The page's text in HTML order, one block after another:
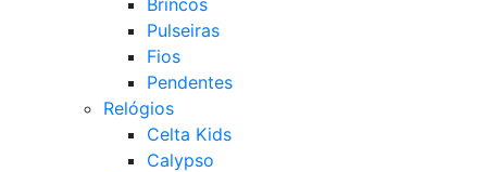
Brincos
Pulseiras
Fios
Pendentes
Relógios
Celta Kids
Calypso